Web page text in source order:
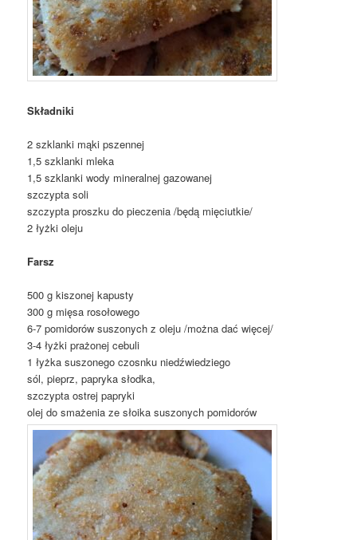
Składniki
2 szklanki mąki pszennej
1,5 szklanki mleka
1,5 szklanki wody mineralnej gazowanej
szczypta soli
szczypta proszku do pieczenia /będą mięciutkie/
2 łyżki oleju
Farsz
500 g kiszonej kapusty
300 g mięsa rosołowego
6-7 pomidorów suszonych z oleju /można dać więcej/
3-4 łyżki prażonej cebuli
1 łyżka suszonego czosnku niedźwiedziego
sól, pieprz, papryka słodka,
szczypta ostrej papryki
olej do smażenia ze słoika suszonych pomidorów